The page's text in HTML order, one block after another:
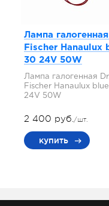
Лампа
Fischer Hanaulux
30 24V 50W
Лампа галогенная Dr.
Fischer Hanaulux
24V 50W
2 400 руб./шт.
купить